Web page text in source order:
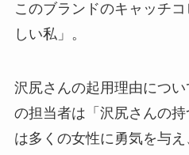
このブランドのキャッチ
しい私」。
沢尻さんの起用理由につ
の担当者は「沢尻さんの
は多くの女性に勇気を与